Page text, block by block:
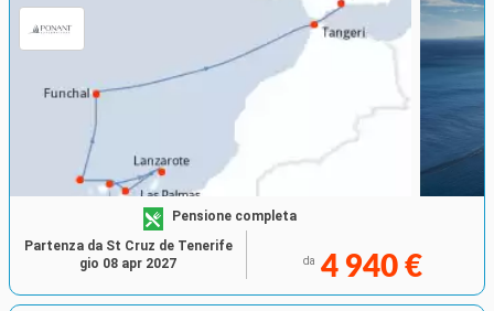
Pensione completa
da 4 940 €
Partenza da St Cruz de Tenerife
gio 08 apr 2027